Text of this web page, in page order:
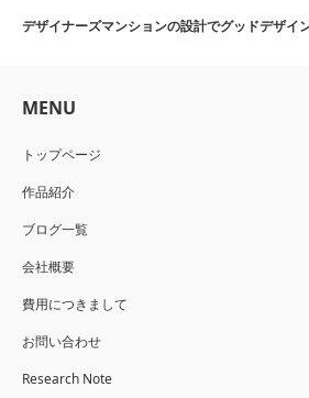
デザイナーズマンションの設計でグッドデザイ
MENU
トップページ
作品紹介
ブログ一覧
会社概要
費用につきまして
お問い合わせ
Research Note